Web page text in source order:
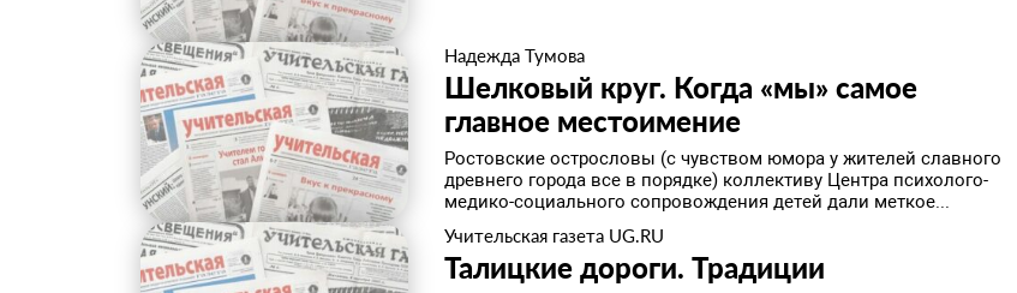
Надежда Тумова
Шелковый круг. Когда «мы» самое
главное местоимение
Ростовские острословы (с чувством юмора у жителей славного
древнего города все в порядке) коллективу Центра психолого-
медико-социального сопровождения детей дали меткое...
Учительская газета UG.RU
Талицкие дороги. Традиции